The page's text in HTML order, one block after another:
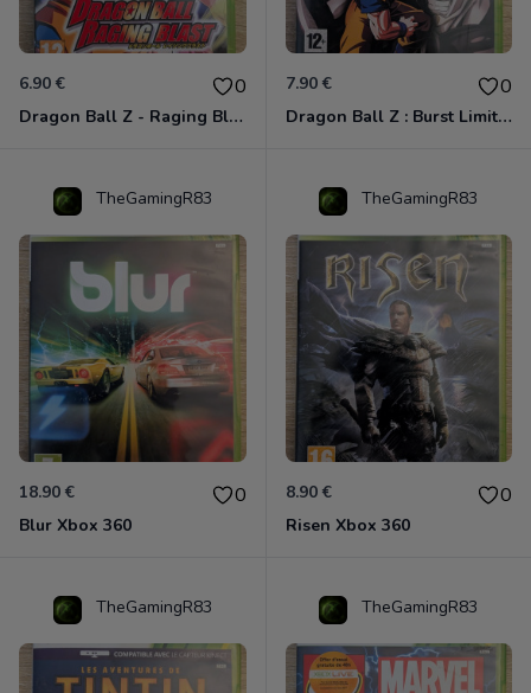
6.90 € 0
Dragon Ball Z - Raging Blast Xbox 360
7.90 € 0
Dragon Ball Z : Burst Limit Xbox 360
TheGamingR83
18.90 € 0
Blur Xbox 360
TheGamingR83
8.90 € 0
Risen Xbox 360
TheGamingR83 TheGamingR83